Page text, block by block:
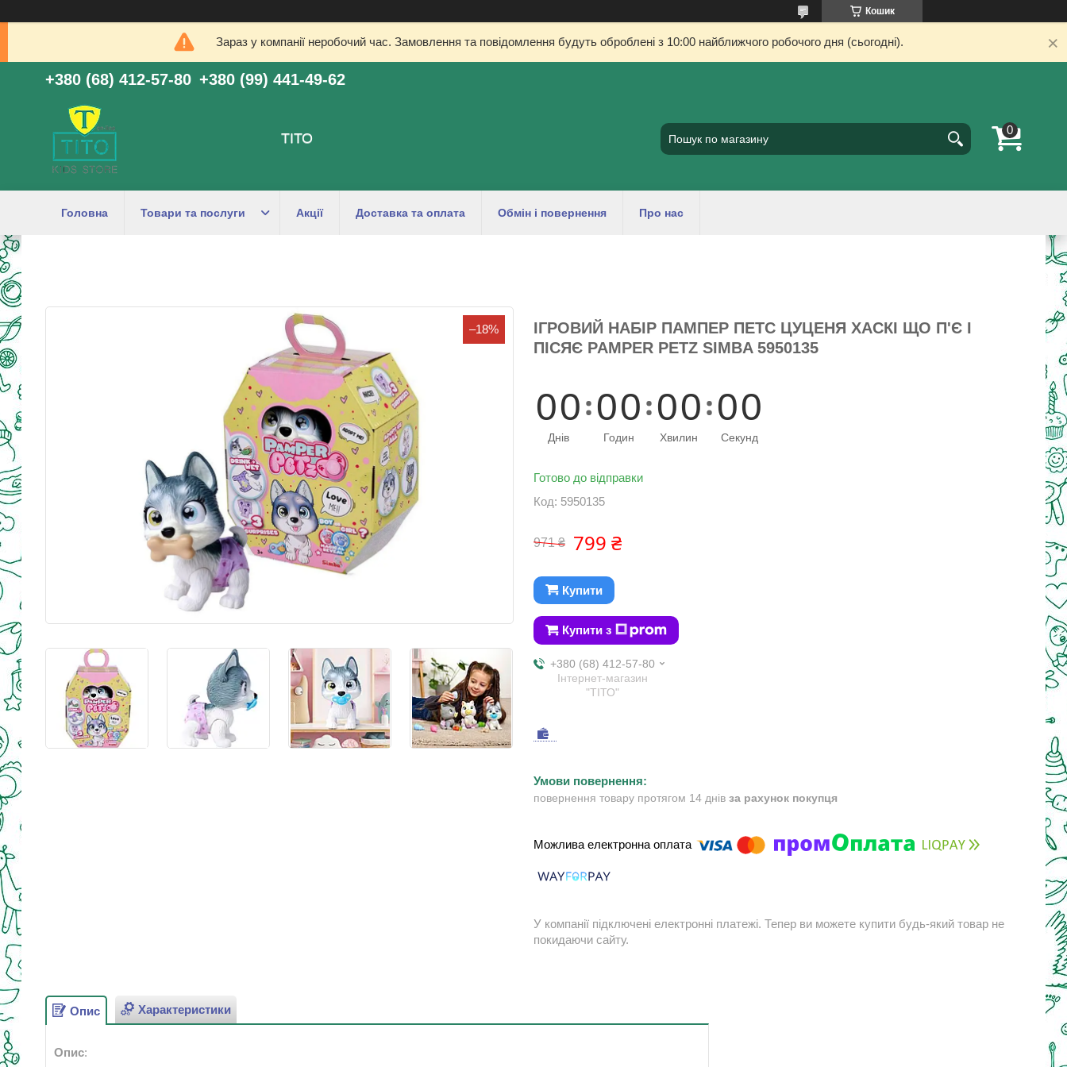
Кошик
Зараз у компанії неробочий час. Замовлення та повідомлення будуть оброблені з 10:00 найближчого робочого дня (сьогодні).
+380 (68) 412-57-80 +380 (99) 441-49-62
ТІТО
Головна Товари та послуги Акції Доставка та оплата Обмін і повернення Про нас
–18%
ІГРОВИЙ НАБІР ПАМПЕР ПЕТС ЦУЦЕНЯ ХАСКІ ЩО П'Є І
ПІСЯЄ PAMPER PETZ SIMBA 5950135
00
Днів
00
Годин
00
Хвилин
00
Секунд
Готово до відправки
Код: 5950135
971 ₴ 799 ₴
Купити
Купити з
+380 (68) 412-57-80
Інтернет-магазин
"ТІТО"
повернення товару протягом 14 днів за рахунок покупця
У компанії підключені електронні платежі. Тепер ви можете купити будь-який товар не
покидаючи сайту.
Опис Характеристики
Опис: